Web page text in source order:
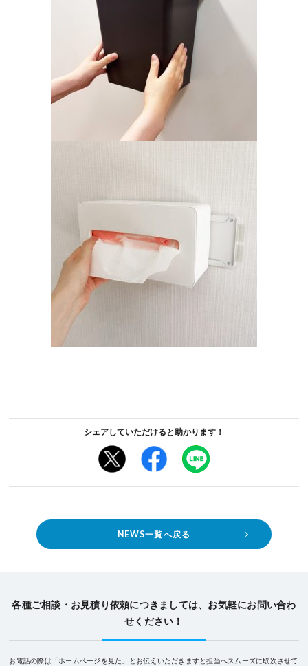
シェアしていただけると助かります！
NEWS一覧へ戻る
各種ご相談・お見積り依頼につきましては、お気軽にお問い合わ
せください！
お電話の際は「ホームページを見た」とお伝えいただきますと担当へスムーズに取次させて